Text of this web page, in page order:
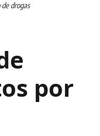
drogas
por